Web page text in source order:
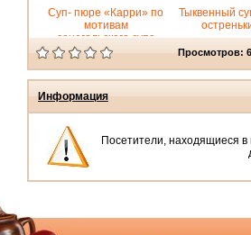
Суп- пюре «Карри» по
мотивам
сенегальского супа
Тыквенный
Просмотров:
Информация
Посетители, находящиеся в